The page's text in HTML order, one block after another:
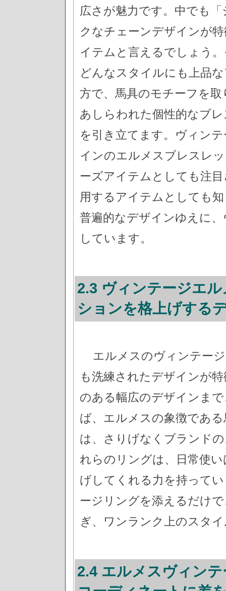
広さが魅力です。中でも
クなチェーンデザインが
イテムと言えるでしょう
どんなスタイルにも上品
方で、馬具のモチーフを
あしらわれた個性的なブ
を引き立てます。ヴィン
インのエルメスブレスレ
ーズアイテムとしても注
用するアイテムとしても
普遍的なデザインゆえに
しています。
2.3 ヴィンテージエ
ションを格上げする
エルメスのヴィンテー
も洗練されたデザインが
のある幅広のデザインま
ば、エルメスの象徴であ
は、さりげなくブランド
れらのリングは、日常使
げしてくれる力を持って
ージリングを添えるだけ
ぎ、ワンランク上のスタ
2.4 エルメスヴィン